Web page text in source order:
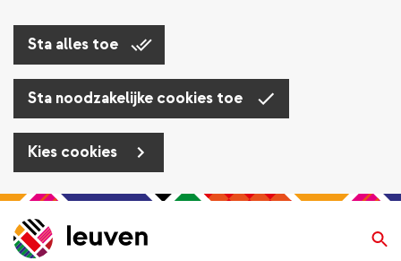
Sta alles toe
Sta noodzakelijke cookies toe
Kies cookies
Overslaan
en
naar